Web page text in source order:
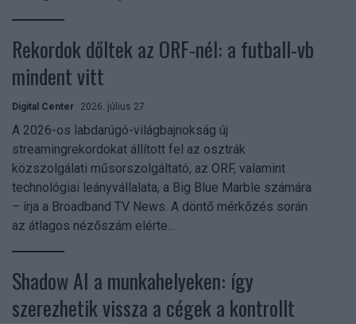
Rekordok dőltek az ORF-nél: a futball-vb
mindent vitt
Digital Center 2026. július 27.
A 2026-os labdarúgó-világbajnokság új
streamingrekordokat állított fel az osztrák
közszolgálati műsorszolgáltató, az ORF, valamint
technológiai leányvállalata, a Big Blue Marble számára
– írja a Broadband TV News. A döntő mérkőzés során
az átlagos nézőszám elérte...
Shadow AI a munkahelyeken: így
szerezhetik vissza a cégek a kontrollt